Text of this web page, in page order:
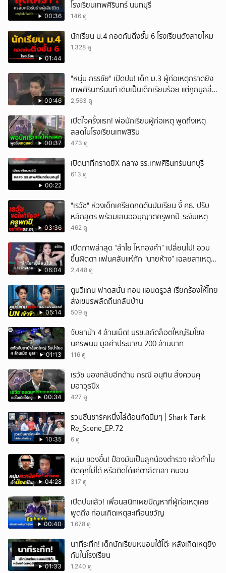
00:36
โรงเรียนเทพศิรินทร์ นนทบุรี
146 ดู
01:44
นักเรียน ม.4 กอดกันดิ่งชั้น 6 โรงเรียนดังสายไหม
1,328 ดู
00:46
"หนุ่ม กรรชัย" เปิดปม! เด็ก ม.3 ผู้ก่อเหตุกราดยิง
เทพศิรินทร์นนท์ เดิมเป็นเด็กเรียบร้อย แต่ถูกบูลลี่
หนัก คาดแรงกดดันสะสมกลายเป็นแรงแค้น จนก่อ
2,563 ดู
00:37
เปิดใจครั้งแรก! พ่อนักเรียนผู้ก่อเหตุ พูดถึงเหตุ
สลดในโรงเรียนเทพสิริน
473 ดู
00:22
เปิดนาทีกราดยิX กลาง รร.เทพศิรินทร์นนทบุรี
613 ดู
03:36
"เรวัช" ห่วงเด็กเครียดกดดันปมเรียน จี้ ศธ. ปรับ
หลักสูตร พร้อมเสนออนุญาตครูพกปื_ระงับเหตุ
462 ดู
06:04
เปิดภาพล่าสุด “ลำไย ไหทองคำ” เปลี่ยนไป! อวบ
ขึ้นผิดตา แฟนคลับแห่ทัก “นายห้าง” เฉลยสาเหตุ
ชัด!
2,448 ดู
05:14
ตูนวีแกน ฟาดสนั่น ทอม แอนดรูวส์ เรียกร้องให้ไทย
ส่งเขมรพลัดถิ่นกลับบ้าน
509 ดู
01:13
จับยาบ้า 4 ล้านเม็ด! นรข.สกัดล็อตใหญ่ริมโขง
นครพนม มูลค่าประมาณ 200 ล้านบาท
116 ดู
00:34
เรวัช มองกลับอีกด้าน กรณี อนุทิน สั่งควบคุ
มอาวุธปืx
427 ดู
10:35
รวมซีนชาร์คหนึ่งไล่ต้อนกัดนิ่มๆ | Shark Tank
Re_Scene_EP.72
6 ดู
04:28
หนุ่ม ของขึ้น! ป๋องมันเป็นลูกน้องตำรวจ แล้วทำไม
ติดคุกไม่ได้ หรือติดได้แค่ตาสีตาสา คนจน
317 ดู
00:40
เปิดปมแล้ว! เพื่อนสนิทเผยปัญหาที่ผู้ก่อเหตุเคย
พูดถึง ก่อนเกิดเหตุสะเทือนขวัญ
1,678 ดู
01:33
นาทีระทึก! เด็กนักเรียนหมอบใต้โต๊ะ หลังเกิดเหตุยิง
กันในโรงเรียน
1,240 ดู